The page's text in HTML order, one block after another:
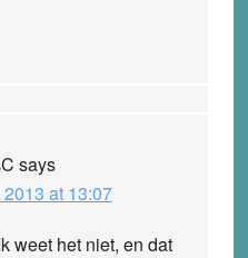
says
at 13:07
weet het niet, en dat